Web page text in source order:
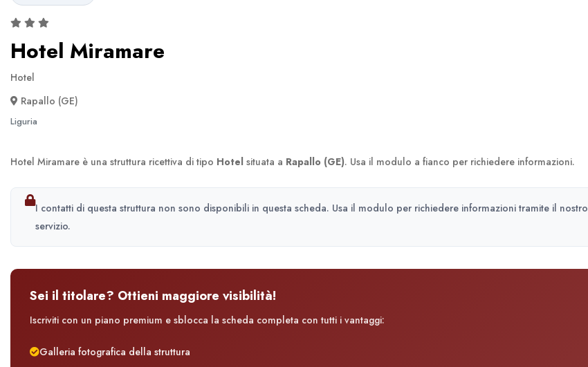
Hotel Miramare
Hotel
Rapallo (GE)
Liguria
Hotel Miramare è una struttura ricettiva di tipo Hotel situata a Rapallo (GE). Usa il modulo a fianco per richiedere informazioni.
I contatti di questa struttura non sono disponibili in questa scheda. Usa il modulo per richiedere informazioni tramite il nostro
servizio.
Sei il titolare? Ottieni maggiore visibilità!
Iscriviti con un piano premium e sblocca la scheda completa con tutti i vantaggi:
Galleria fotografica della struttura